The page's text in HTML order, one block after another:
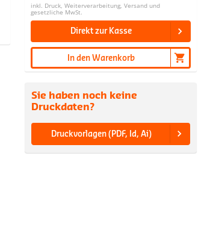
inkl. Druck, Weiterverarbeitung, Versand und
gesetzliche MwSt.
Direkt zur Kasse
In den Warenkorb
Sie haben noch keine
Druckdaten?
Druckvorlagen (PDF, Id, Ai)